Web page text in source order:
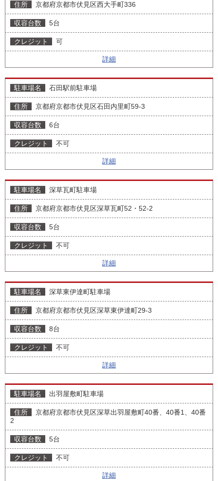
京都府京都市伏見区西大手町336
5台
可
詳細
石田駅前駐車場
京都府京都市伏見区石田内里町59-3
6台
不可
詳細
深草瓦町駐車場
京都府京都市伏見区深草瓦町52・52-2
5台
不可
詳細
深草東伊達町駐車場
京都府京都市伏見区深草東伊達町29-3
8台
不可
詳細
出羽屋敷町駐車場
京都府京都市伏見区深草出羽屋敷町40番、40番1、40番
2
5台
不可
詳細